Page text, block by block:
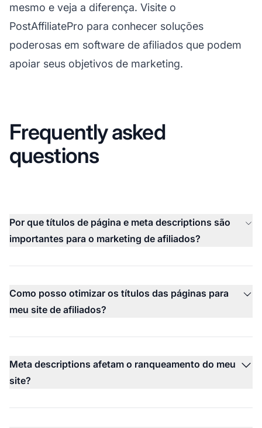
mesmo e veja a diferença. Visite o
PostAffiliatePro para conhecer soluções
poderosas em software de afiliados que podem
apoiar seus objetivos de marketing.
Frequently asked
questions
Por que títulos de página e meta descriptions são
importantes para o marketing de afiliados?
Como posso otimizar os títulos das páginas para
meu site de afiliados?
Meta descriptions afetam o ranqueamento do meu
site?